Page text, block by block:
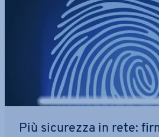
Più sicurezza in rete: